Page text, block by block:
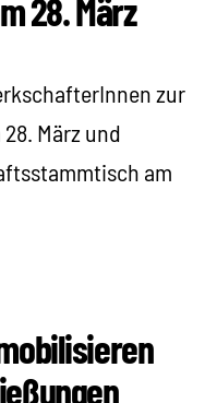
28. März
zur
März und
am